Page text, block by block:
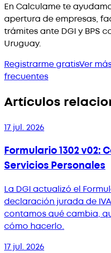
En Calculame te
apertura de empresas,
trámites ante DGI y BPS
Uruguay.
Registrarme gratisVer
frecuentes
Artículos
17 jul. 2026
Formulario 1302 v02:
Servicios Personales
La DGI actualizó el
declaración jurada de
contamos qué cambia,
cómo hacerlo.
17 jul. 2026